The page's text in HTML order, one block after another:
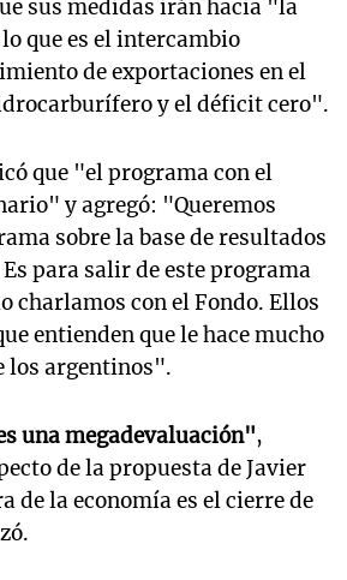
sus medidas irán hacia "la
que es el intercambio
de exportaciones en el
y el déficit cero".
que "el programa con el
y agregó: "Queremos
sobre la base de resultados
para salir de este programa
charlamos con el Fondo. Ellos
entienden que le hace mucho
los argentinos".
una megadevaluación",
de la propuesta de Javier
de la economía es el cierre de